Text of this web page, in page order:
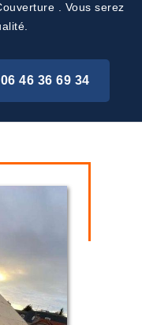
. Vous serez
06 46 36 69 34